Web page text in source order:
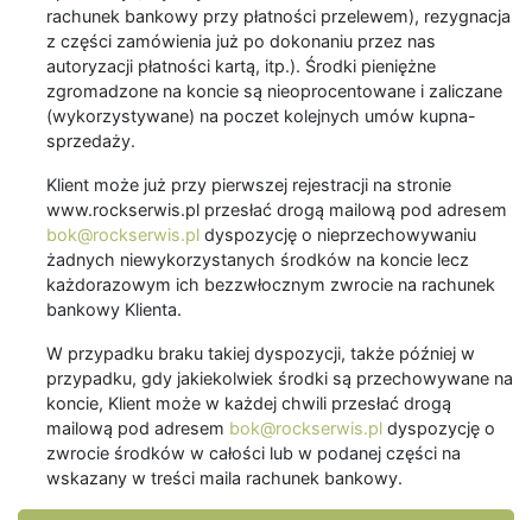
rachunek bankowy przy płatności przelewem), rezygnacja
z części zamówienia już po dokonaniu przez nas
autoryzacji płatności kartą, itp.). Środki pieniężne
zgromadzone na koncie są nieoprocentowane i zaliczane
(wykorzystywane) na poczet kolejnych umów kupna-
sprzedaży.
Klient może już przy pierwszej rejestracji na stronie
www.rockserwis.pl przesłać drogą mailową pod adresem
bok@rockserwis.pl dyspozycję o nieprzechowywaniu
żadnych niewykorzystanych środków na koncie lecz
każdorazowym ich bezzwłocznym zwrocie na rachunek
bankowy Klienta.
W przypadku braku takiej dyspozycji, także później w
przypadku, gdy jakiekolwiek środki są przechowywane na
koncie, Klient może w każdej chwili przesłać drogą
mailową pod adresem bok@rockserwis.pl dyspozycję o
zwrocie środków w całości lub w podanej części na
wskazany w treści maila rachunek bankowy.